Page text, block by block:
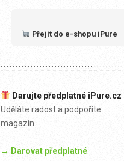
Přejít do e-shopu iPure
Darujte předplatné iPure.cz
Uděláte radost a podpoříte
magazín.
→ Darovat předplatné